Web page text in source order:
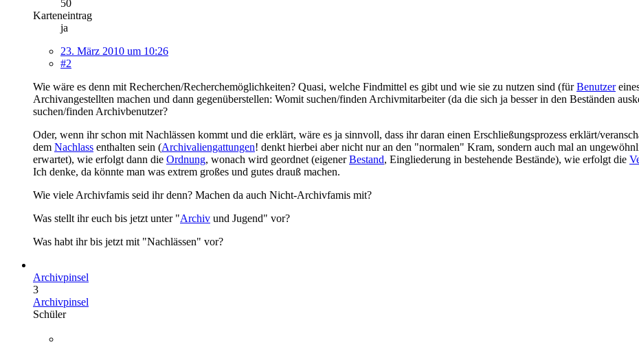
50
Karteneintrag
ja
23. März 2010 um 10:26
#2
Wie wäre es denn mit Recherchen/Recherchemöglichkeiten? Quasi, welche Findmittel es gibt und wie sie zu nutzen sind (fürBenutzer
Archivangestellten machen und dann gegenüberstellen: Womit suchen/finden Archivmitarbeiter (da die sich ja besser in den Beständen
suchen/finden Archivbenutzer?
Oder, wenn ihr schon mit Nachlässen kommt und die erklärt, wäre es ja sinnvoll, dass ihr daran einen Erschließungsprozess erklärt/
dem Nachlass enthalten sein (Archivaliengattungen! denkt hierbei aber nicht nur an den "normalen" Kram, sondern auch mal an
erwartet), wie erfolgt dann die Ordnung, wonach wird geordnet (eigenerBestand, Eingliederung in bestehende Bestände), wie erfolgt die
Ich denke, da könnte man was extrem großes und gutes drauß machen.
Wie viele Archivfamis seid ihr denn? Machen da auch Nicht-Archivfamis mit?
Was stellt ihr euch bis jetzt unter "Archiv und Jugend" vor?
Was habt ihr bis jetzt mit "Nachlässen" vor?
Archivpinsel
3
Archivpinsel
Schüler